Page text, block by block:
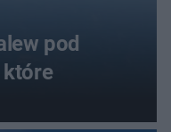
pod
które